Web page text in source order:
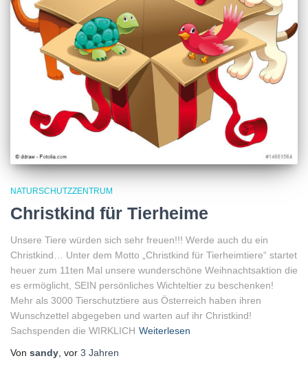
NATURSCHUTZZENTRUM
Christkind für Tierheime
Unsere Tiere würden sich sehr freuen!!! Werde auch du ein
Christkind… Unter dem Motto „Christkind für Tierheimtiere“ startet
heuer zum 11ten Mal unsere wunderschöne Weihnachtsaktion die
es ermöglicht, SEIN persönliches Wichteltier zu beschenken!
Mehr als 3000 Tierschutztiere aus Österreich haben ihren
Wunschzettel abgegeben und warten auf ihr Christkind!
Sachspenden die WIRKLICH Weiterlesen
Von sandy, vor 3 Jahren